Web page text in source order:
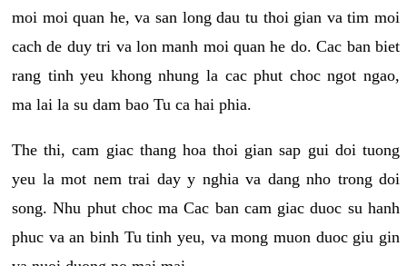
moi moi quan he, va san long dau tu thoi gian va tim moi
cach de duy tri va lon manh moi quan he do. Cac ban biet
rang tinh yeu khong nhung la cac phut choc ngot ngao,
ma lai la su dam bao Tu ca hai phia.
The thi, cam giac thang hoa thoi gian sap gui doi tuong
yeu la mot nem trai day y nghia va dang nho trong doi
song. Nhu phut choc ma Cac ban cam giac duoc su hanh
phuc va an binh Tu tinh yeu, va mong muon duoc giu gin